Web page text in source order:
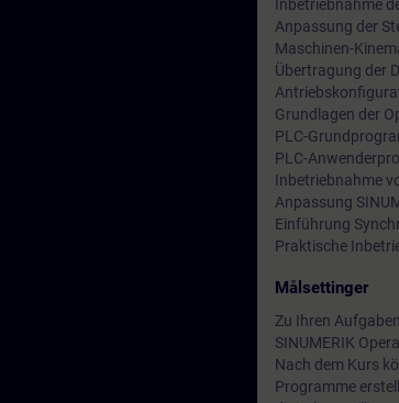
Inbetriebnahme
Anpassung der
Maschinen-
Übertragung der
Grundlagen der
PLC-
PLC-
Inbetriebnahme
Anpassung
Einführung
Praktische
Målsettinger
Zu Ihren
SINUMERIK
Nach dem Kurs
Programme